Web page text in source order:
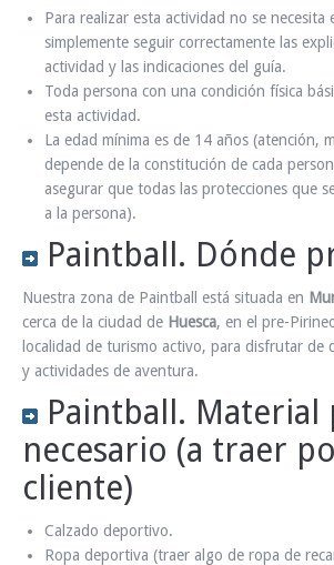
Para realizar esta actividad no se necesita
simplemente seguir correctamente las
actividad y las indicaciones del guía.
Toda persona con una condición física
esta actividad.
La edad mínima es de 14 años (atención,
depende de la constitución de cada
asegurar que todas las protecciones que
a la persona).
Paintball. Dónde
Nuestra zona de Paintball está situada en
cerca de la ciudad de Huesca, en el pre-
localidad de turismo activo, para disfrutar de
y actividades de aventura.
Paintball. Material
necesario (a traer
cliente)
Calzado deportivo.
Ropa deportiva (traer algo de ropa de